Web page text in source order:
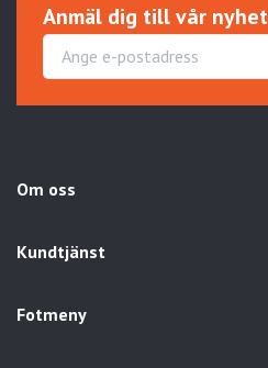
Anmäl dig till vår
Om oss
Kundtjänst
Fotmeny